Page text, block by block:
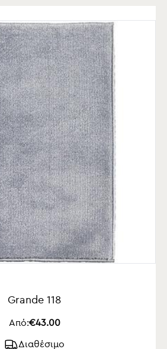
Grande 118
Από:€43.00
Διαθέσιμο